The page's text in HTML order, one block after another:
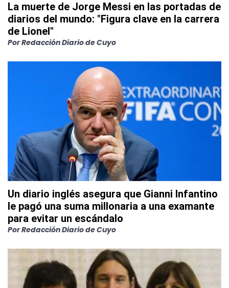
La muerte de Jorge Messi en las portadas de
diarios del mundo: "Figura clave en la carrera
de Lionel"
PorRedacción Diario de Cuyo
Un diario inglés asegura que Gianni Infantino
le pagó una suma millonaria a una examante
para evitar un escándalo
PorRedacción Diario de Cuyo